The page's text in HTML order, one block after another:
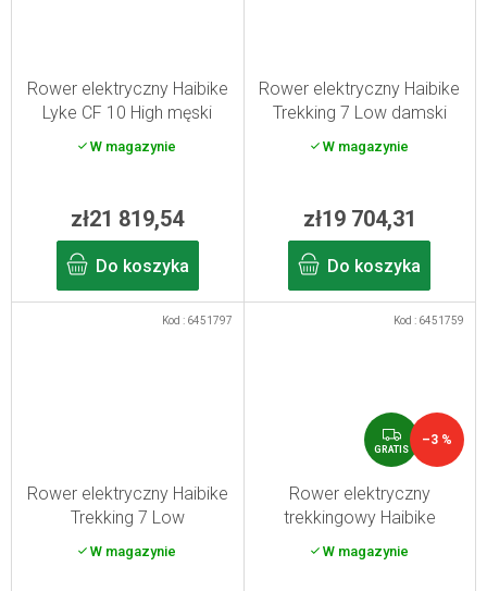
Rower elektryczny Haibike
Lyke CF 10 High męski
carbon/silver XL/50 2025
W magazynie
zł21 819,54
Do koszyka
Rower elektryczny Haibike
Trekking 7 Low damski
szary/czerwony/niebieski
S
W magazynie
zł19 704,31
Do koszyka
Rower elektryczny Haibike
Trekking 7 Low
W magazynie
Kod : 6451797
G
R
A
T
I
S
GRATIS
–3 %
Rower elektryczny
trekkingowy Haibike
oliwkowy/czerwony S
W magazynie
Kod : 6451759